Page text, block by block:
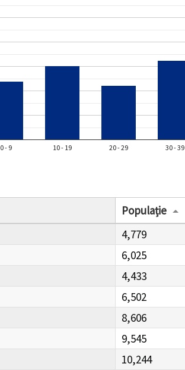
0 - 9 10 - 19 20 - 29 30 - 39
Populație
4,779
6,025
4,433
6,502
8,606
9,545
10,244